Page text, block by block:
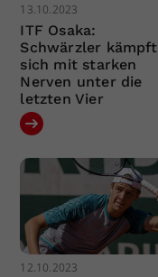
13.10.2023
ITF Osaka:
Schwärzler kämpft
sich mit starken
Nerven unter die
letzten Vier
12.10.2023